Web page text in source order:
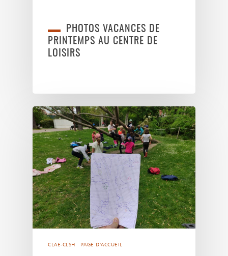
PHOTOS VACANCES DE
PRINTEMPS AU CENTRE DE
LOISIRS
CLAE-CLSH PAGE D'ACCUEIL